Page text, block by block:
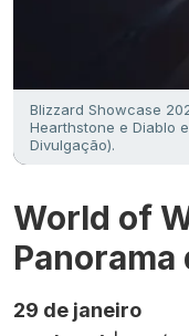
Blizzard Showcase
Hearthstone e Diablo
Divulgação).
World of
29 de janeiro